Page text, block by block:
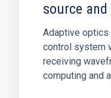
source and
Adaptive
control system
receiving
computing and